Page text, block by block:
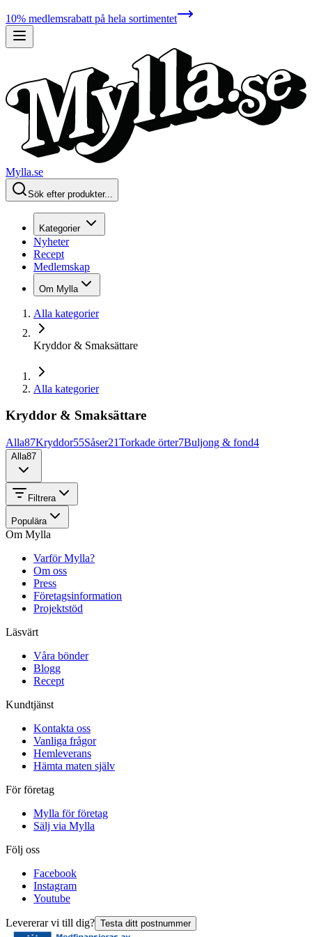
10% medlemsrabatt på hela sortimentet
Mylla.se
Sök efter produkter...
Kategorier
Nyheter
Recept
Medlemskap
Om Mylla
Alla kategorier
Kryddor & Smaksättare
Alla kategorier
Kryddor & Smaksättare
Alla87Kryddor55Såser21Torkade örter7Buljong & fond4
Alla87
Filtrera
Populära
Om Mylla
Varför Mylla?
Om oss
Press
Företagsinformation
Projektstöd
Läsvärt
Våra bönder
Blogg
Recept
Kundtjänst
Kontakta oss
Vanliga frågor
Hemleverans
Hämta maten själv
För företag
Mylla för företag
Sälj via Mylla
Följ oss
Facebook
Instagram
Youtube
Levererar vi till dig? Testa ditt postnummer